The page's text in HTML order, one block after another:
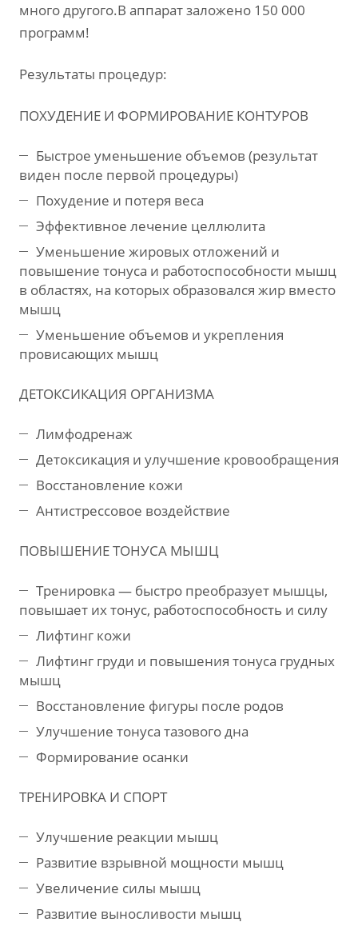
много другого.В аппарат заложено 150 000
программ!
Результаты процедур:
ПОХУДЕНИЕ И ФОРМИРОВАНИЕ КОНТУРОВ
Быстрое уменьшение объемов (результат
виден после первой процедуры)
Похудение и потеря веса
Эффективное лечение целлюлита
Уменьшение жировых отложений и
повышение тонуса и работоспособности мышц
в областях, на которых образовался жир вместо
мышц
Уменьшение объемов и укрепления
провисающих мышц
ДЕТОКСИКАЦИЯ ОРГАНИЗМА
Лимфодренаж
Детоксикация и улучшение кровообращения
Восстановление кожи
Антистрессовое воздействие
ПОВЫШЕНИЕ ТОНУСА МЫШЦ
Тренировка — быстро преобразует мышцы,
повышает их тонус, работоспособность и силу
Лифтинг кожи
Лифтинг груди и повышения тонуса грудных
мышц
Восстановление фигуры после родов
Улучшение тонуса тазового дна
Формирование осанки
ТРЕНИРОВКА И СПОРТ
Улучшение реакции мышц
Развитие взрывной мощности мышц
Увеличение силы мышц
Развитие выносливости мышц